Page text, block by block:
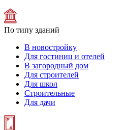
По типу зданий
В новостройку
Для гостиниц и отелей
В загородный дом
Для строителей
Для школ
Строительные
Для дачи